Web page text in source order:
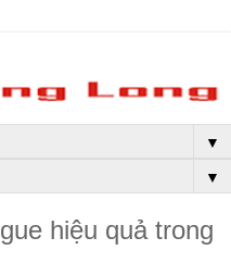
▼
▼
hiệu quả trong